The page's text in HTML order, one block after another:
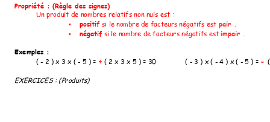
Propriété : (Règle des signes)
Un produit de nombres relatifs non nuls est :
• positif si le nombre de facteurs négatifs est pair .
• négatif si le nombre de facteurs négatifs est impair .
Exemples :
( - 2 ) x 3 x ( - 5 ) = + ( 2 x 3 x 5 ) = 30 ( - 3 ) x ( - 4 ) x ( - 5 ) = -
EXERCICES : (Produits)